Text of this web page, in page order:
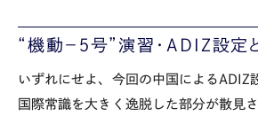
“機動－５号”演習・ADIZ設定
いずれにせよ、今回の中国によるADIZ
国際常識を大きく逸脱した部分が散見